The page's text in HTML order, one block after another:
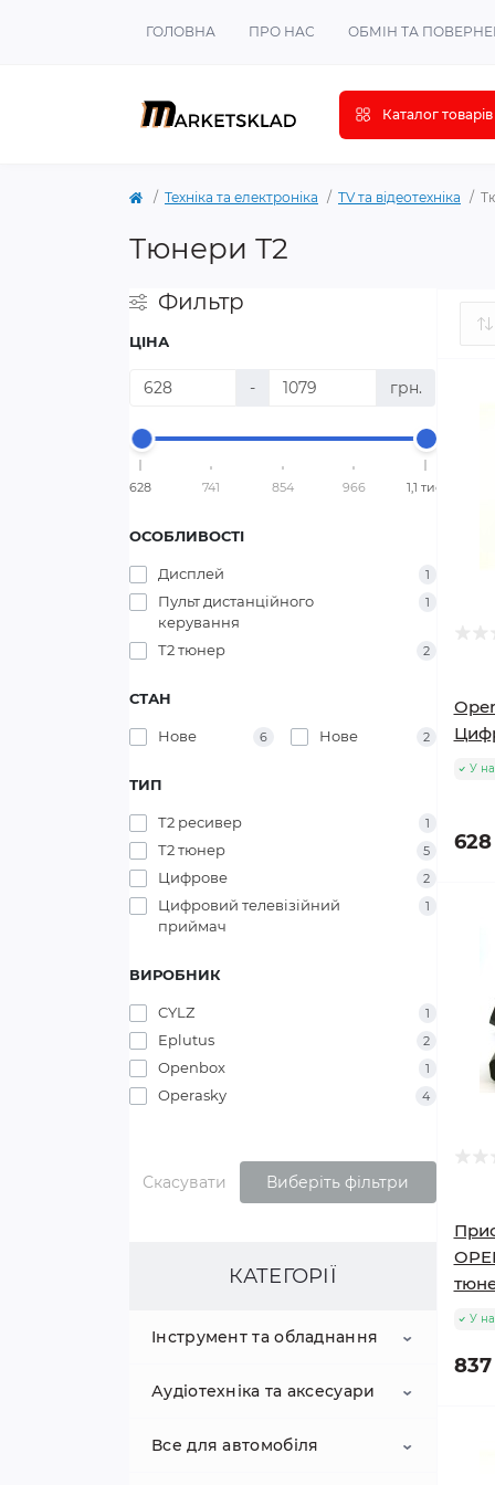
ГОЛОВНА ПРО НАС ОБМІН ТА
Каталог товарів
Техніка та електроніка TV та відеотехніка
Тюнери Т2
Фильтр
ЦІНА
- грн.
628 741 854 966 1,1 тис.
ОСОБЛИВОСТІ
Дисплей 1
Пульт дистанційного
керування
1
Т2 тюнер 2
СТАН
Нове 6 Нове 2
ТИП
Т2 ресивер 1
Т2 тюнер 5
Цифрове 2
Цифровий телевізійний
приймач
1
ВИРОБНИК
CYLZ 1
Eplutus 2
Openbox 1
Operasky 4
Скасувати Виберіть фільтри
КАТЕГОРІЇ
Інструмент та обладнання
Вантажопідйомне
Аудіотехніка та аксесуари
акустичні системи
Все для автомобіля
У
628
У
837